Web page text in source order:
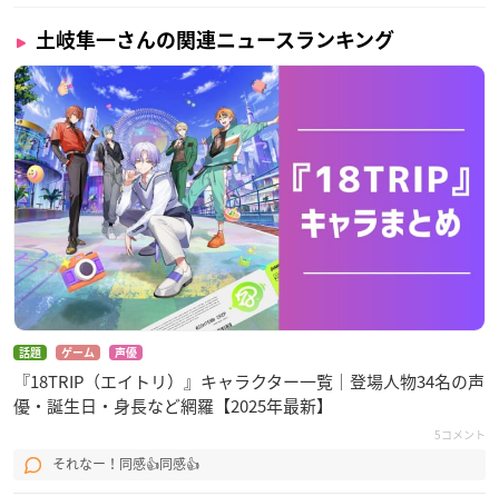
土岐隼一さんの関連ニュースランキング
話題 ゲーム 声優
『18TRIP（エイトリ）』キャラクター一覧｜登場人物34名の声
優・誕生日・身長など網羅【2025年最新】
5コメント
それなー！同感👍同感👍